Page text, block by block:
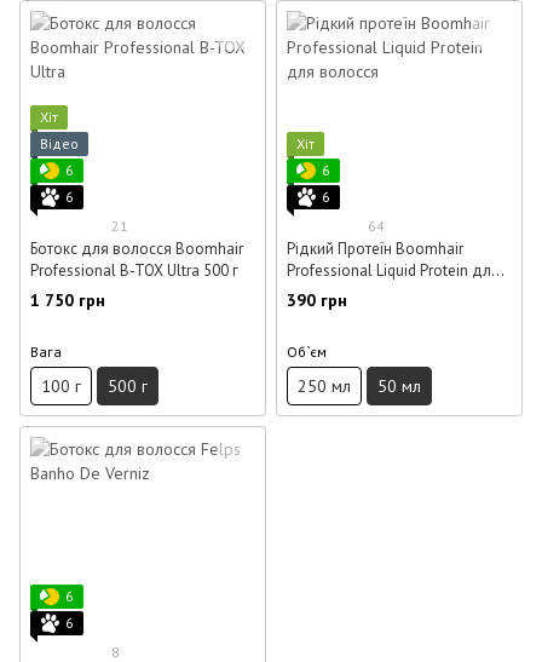
Хіт
Відео
6
6
21
Ботокс для волосся Boomhair
Professional B-TOX Ultra 500 г
1 750 грн
Вага
100 г 500 г
Хіт
6
6
64
Рідкий Протеїн Boomhair
Professional Liquid Protein для
волосся 50 мл (розлив)
390 грн
Об`єм
250 мл 50 мл
6
6
8